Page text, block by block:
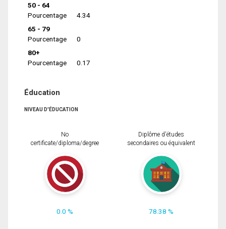
50 - 64
Pourcentage
4.34
65 - 79
Pourcentage
0
80+
Pourcentage
0.17
Éducation
NIVEAU D'ÉDUCATION
No
certificate/diploma/degree
0.0 %
Diplôme d'études
secondaires ou équivalent
78.38 %